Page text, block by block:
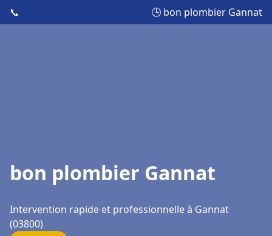
📞 🕒 bon plombier Gannat
bon plombier Gannat
Intervention rapide et professionnelle à Gannat
(03800)